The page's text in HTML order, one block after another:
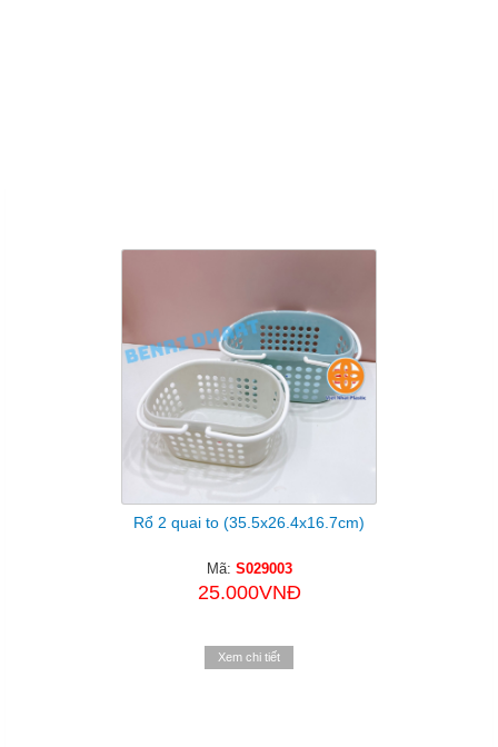
Rổ 2 quai to (35.5x26.4x16.7cm)
Mã: S029003
25.000VNĐ
Xem chi tiết